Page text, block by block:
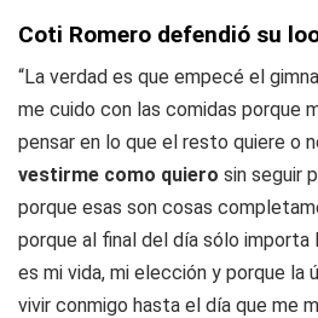
Coti Romero defendió su
“La verdad es que empecé el
me cuido con las comidas porque
pensar en lo que el resto quiere o
vestirme como quiero sin seguir
porque esas son cosas
porque al final del día sólo importa
es mi vida, mi elección y porque la
vivir conmigo hasta el día que me